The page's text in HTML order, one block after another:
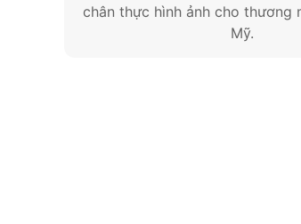
chân thực hình ảnh cho thương
Mỹ.